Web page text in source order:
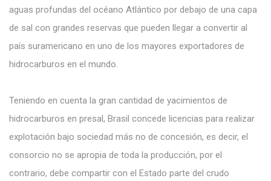
aguas profundas del océano Atlántico por debajo de una capa
de sal con grandes reservas que pueden llegar a convertir al
país suramericano en uno de los mayores exportadores de
hidrocarburos en el mundo.
Teniendo en cuenta la gran cantidad de yacimientos de
hidrocarburos en presal, Brasil concede licencias para realizar
explotación bajo sociedad más no de concesión, es decir, el
consorcio no se apropia de toda la producción, por el
contrario, debe compartir con el Estado parte del crudo